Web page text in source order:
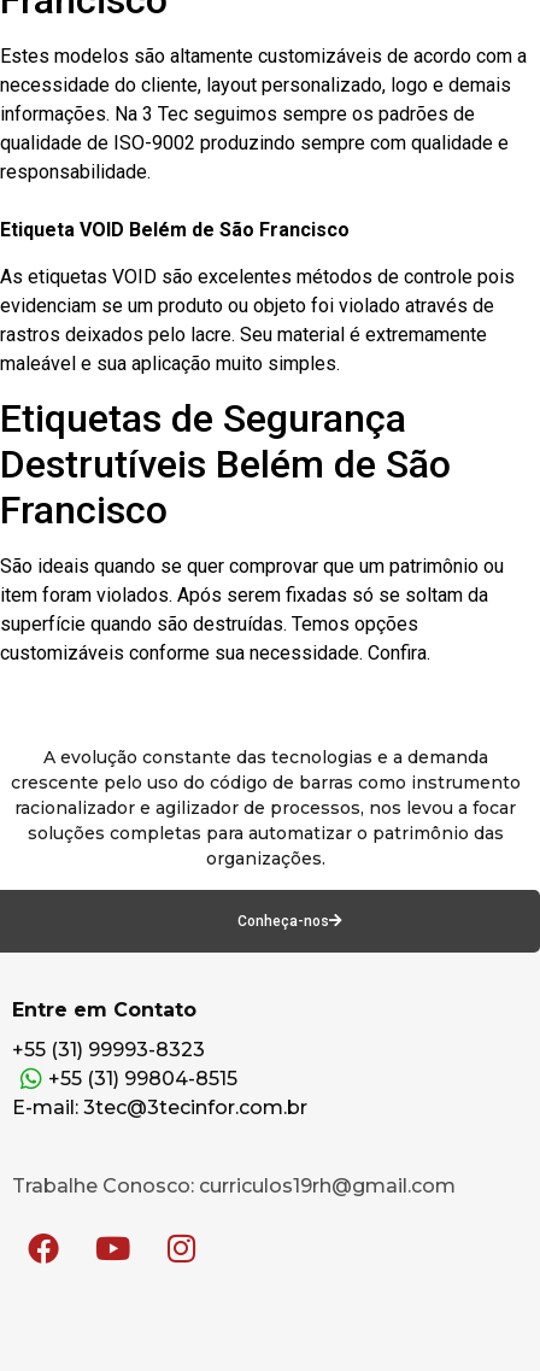
Estes modelos são altamente customizáveis de acordo com a
necessidade do cliente, layout personalizado, logo e demais
informações. Na 3 Tec seguimos sempre os padrões de
qualidade de ISO-9002 produzindo sempre com qualidade e
responsabilidade.
Etiqueta VOID Belém de São Francisco
As etiquetas VOID são excelentes métodos de controle pois
evidenciam se um produto ou objeto foi violado através de
rastros deixados pelo lacre. Seu material é extremamente
maleável e sua aplicação muito simples.
Etiquetas de Segurança
Destrutíveis Belém de São
Francisco
São ideais quando se quer comprovar que um patrimônio ou
item foram violados. Após serem fixadas só se soltam da
superfície quando são destruídas. Temos opções
customizáveis conforme sua necessidade. Confira.
A evolução constante das tecnologias e a demanda
crescente pelo uso do código de barras como instrumento
racionalizador e agilizador de processos, nos levou a focar
soluções completas para automatizar o patrimônio das
organizações.
Conheça-nos
Entre em Contato
+55 (31) 99993-8323
+55 (31) 99804-8515
E-mail: 3tec@3tecinfor.com.br
Trabalhe Conosco: curriculos19rh@gmail.com